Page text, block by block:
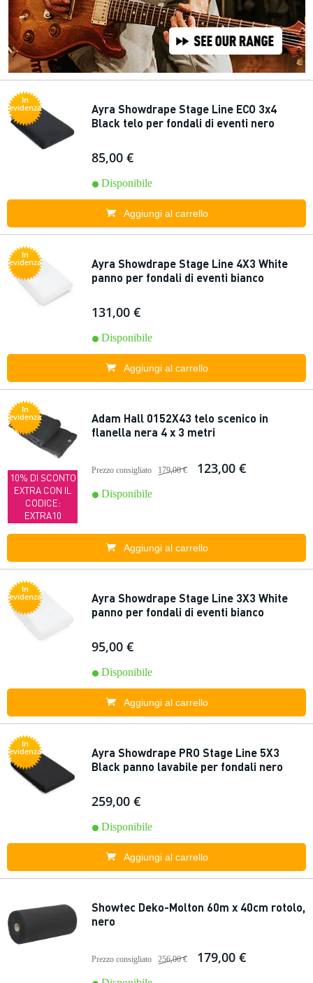
In
evidenza
Ayra Showdrape Stage Line ECO 3x4
Black telo per fondali di eventi nero
85,00 €
Disponibile
Aggiungi al carrello
In
evidenza
Ayra Showdrape Stage Line 4X3 White
panno per fondali di eventi bianco
131,00 €
Disponibile
Aggiungi al carrello
In
evidenza
10% DI SCONTO
EXTRA CON IL
CODICE:
EXTRA10
Adam Hall 0152X43 telo scenico in
flanella nera 4 x 3 metri
Prezzo consigliato 179,00 € 123,00 €
Disponibile
Aggiungi al carrello
In
evidenza
Ayra Showdrape Stage Line 3X3 White
panno per fondali di eventi bianco
95,00 €
Disponibile
Aggiungi al carrello
In
evidenza
Ayra Showdrape PRO Stage Line 5X3
Black panno lavabile per fondali nero
259,00 €
Disponibile
Aggiungi al carrello
Showtec Deko-Molton 60m x 40cm rotolo,
nero
Prezzo consigliato 256,00 € 179,00 €